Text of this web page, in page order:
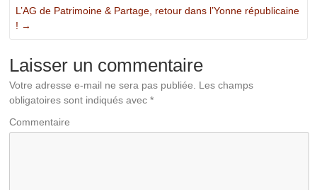
L’AG de Patrimoine & Partage, retour dans l’Yonne républicaine
! →
Laisser un commentaire
Votre adresse e-mail ne sera pas publiée. Les champs
obligatoires sont indiqués avec*
Commentaire